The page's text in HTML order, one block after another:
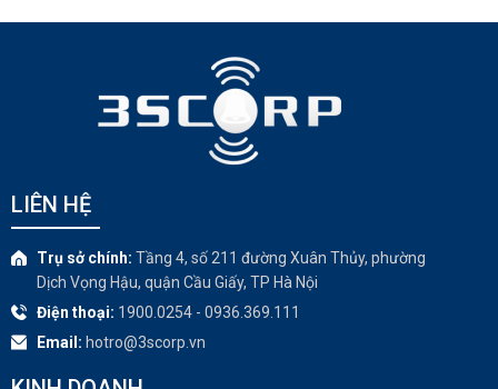
LIÊN HỆ
Trụ sở chính: Tầng 4, số 211 đường Xuân Thủy, phường
Dịch Vọng Hậu, quận Cầu Giấy, TP Hà Nội
Điện thoại: 1900.0254 - 0936.369.111
Email: hotro@3scorp.vn